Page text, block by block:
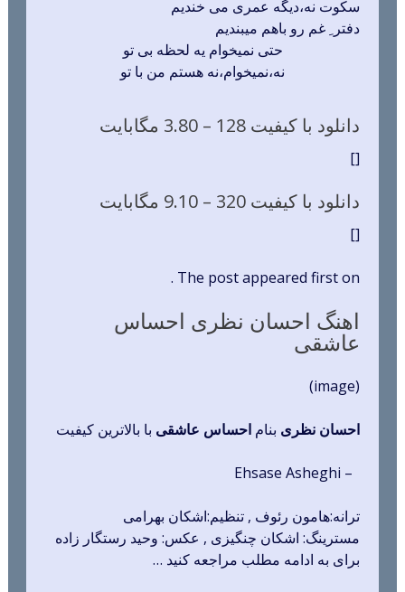
سکوت نه،دیگه عمری می خندیم
دفتر ِ غم رو باهم میبندیم
حتی نمیخوام یه لحظه بی تو
نه،نمیخوام،نه هستم من با تو
دانلود با کیفیت 128 – 3.80 مگابایت
[]
دانلود با کیفیت 320 – 9.10 مگابایت
[]
The post appeared first on .
اهنگ احسان نظری احساس
عاشقی
(image)
احسان نظری بنام احساس عاشقی با بالاترین کیفیت
– Ehsase Asheghi
ترانه:هامون رئوف , تنظیم:اشکان بهرامی
مسترینگ: اشکان چنگیزی , عکس: وحید رستگار زاده
برای به ادامه مطلب مراجعه کنید …